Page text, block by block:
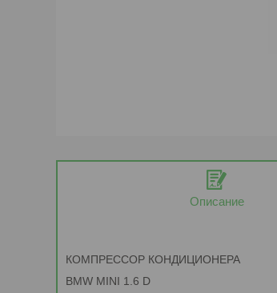
Описание
КОМПРЕССОР КОНДИЦИОНЕРА
BMW MINI 1.6 D